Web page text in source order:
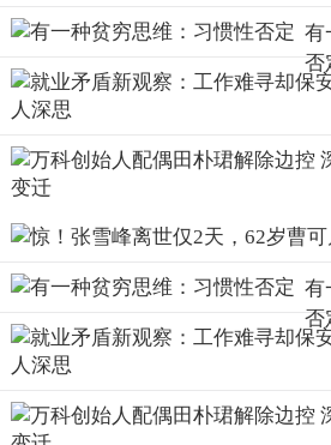
曹可凡一篇悼文引发口碑巨变
就在全网都沉浸在惋惜与悼念的沉
出现了一个令人意想不到的变化。
仅凭借一篇真挚动人的悼文，在短短
心灵。
在此之前，曹可凡身上一直贴着不
大肠”的玩梗事件，让他在网络上
象；颁奖典礼上的站位风波，也引
还有部分网友吐槽他姿态端着，刻意
有
否
有
否